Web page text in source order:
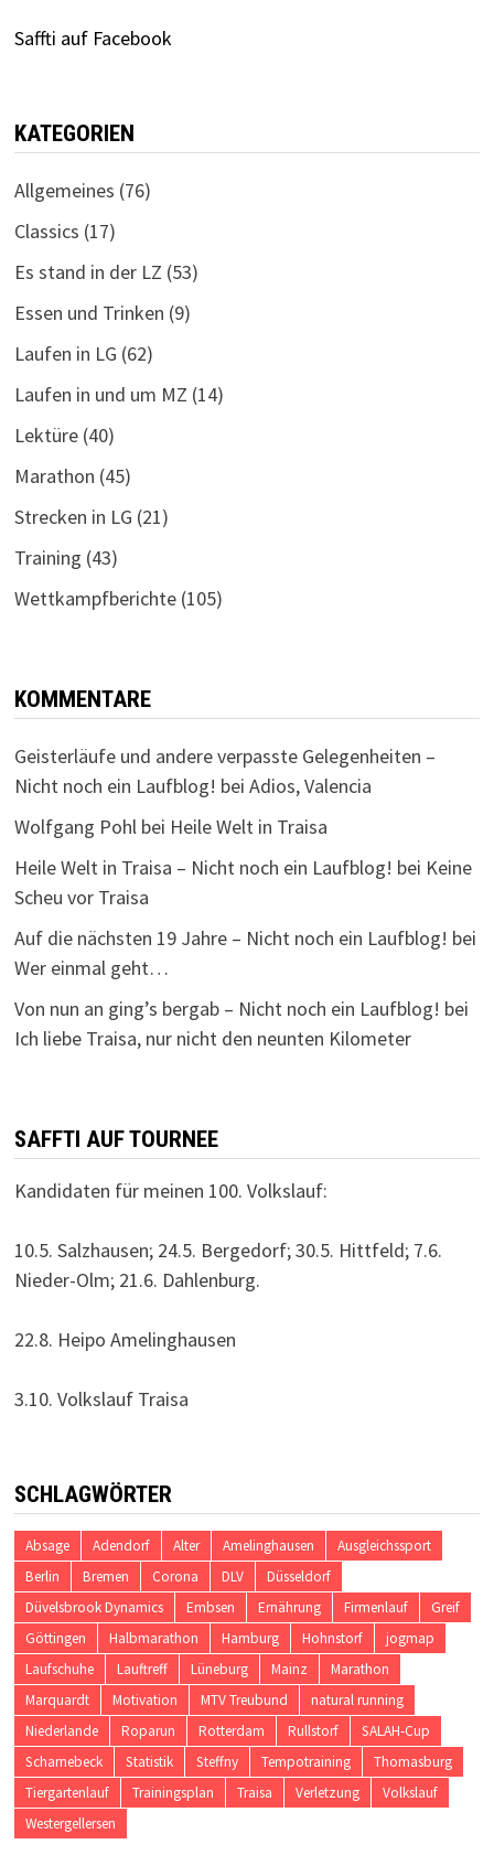
Saffti auf Facebook
KATEGORIEN
Allgemeines (76)
Classics (17)
Es stand in der LZ (53)
Essen und Trinken (9)
Laufen in LG (62)
Laufen in und um MZ (14)
Lektüre(40)
Marathon (45)
Strecken in LG (21)
Training (43)
Wettkampfberichte(105)
KOMMENTARE
Geisterläufe und andere verpasste Gelegenheiten –
Nicht noch ein Laufblog! bei Adios, Valencia
Wolfgang Pohlbei Heile Welt in Traisa
Heile Welt in Traisa – Nicht noch ein Laufblog! bei Keine
Scheu vor Traisa
Auf die nächsten 19 Jahre – Nicht noch ein Laufblog! bei
Wer einmal geht…
Von nun an ging’s bergab – Nicht noch ein Laufblog! bei
Ich liebe Traisa, nur nicht den neunten Kilometer
SAFFTI AUF TOURNEE
Kandidaten für meinen 100. Volkslauf:
10.5. Salzhausen; 24.5. Bergedorf; 30.5. Hittfeld; 7.6.
Nieder-Olm; 21.6. Dahlenburg.
22.8. Heipo Amelinghausen
3.10. Volkslauf Traisa
SCHLAGWÖRTER
Absage Adendorf Alter Amelinghausen
Ausgleichssport
Berlin
Bremen Corona DLV
Düsseldorf
Düvelsbrook Dynamics
Embsen Ernährung Firmenlauf
Greif
Göttingen
Halbmarathon Hamburg Hohnstorf
jogmap
Laufschuhe
Lauftreff Lüneburg Mainz
Marathon
Marquardt
Motivation MTV Treubund
natural running
Niederlande
Roparun Rotterdam Rullstorf
SALAH-Cup
Scharnebeck
Statistik Steffny Tempotraining
Thomasburg
Tiergartenlauf
Trainingsplan Traisa Verletzung
Volkslauf
Westergellersen